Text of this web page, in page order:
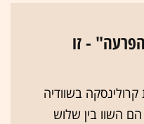
- זו
קרולינסקה בשוודיה
השוו בין שלוש